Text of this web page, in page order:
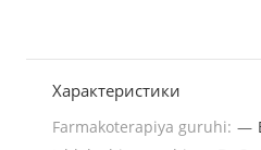
Характеристики
Farmakoterapiya guruhi: —